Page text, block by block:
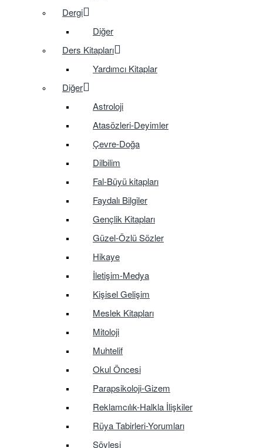
Dergi
Diğer
Ders Kitapları
Yardımcı Kitaplar
Diğer
Astroloji
Atasözleri-Deyimler
Çevre-Doğa
Dilbilim
Fal-Büyü kitapları
Faydalı Bilgiler
Gençlik Kitapları
Güzel-Özlü Sözler
Hikaye
İletişim-Medya
Kişisel Gelişim
Meslek Kitapları
Mitoloji
Muhtelif
Okul Öncesi
Parapsikoloji-Gizem
Reklamcılık-Halkla İlişkiler
Rüya Tabirleri-Yorumları
Söyleşi